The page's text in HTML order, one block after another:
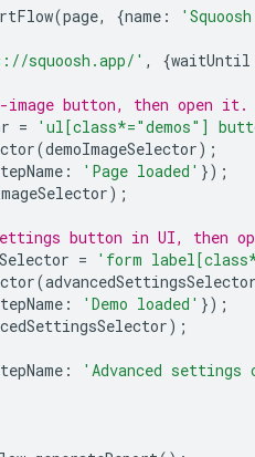
(page, {name :
squoosh.app/' , {waitUntil
button, then open it.
=
'ul[class*="demos"]
(demoImageSelector);
: 'Page loaded' });
);
button in UI, then
=
'form
(
: 'Demo loaded' });
);
: 'Advanced settings